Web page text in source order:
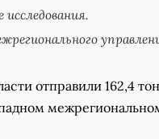
отправили 162,4